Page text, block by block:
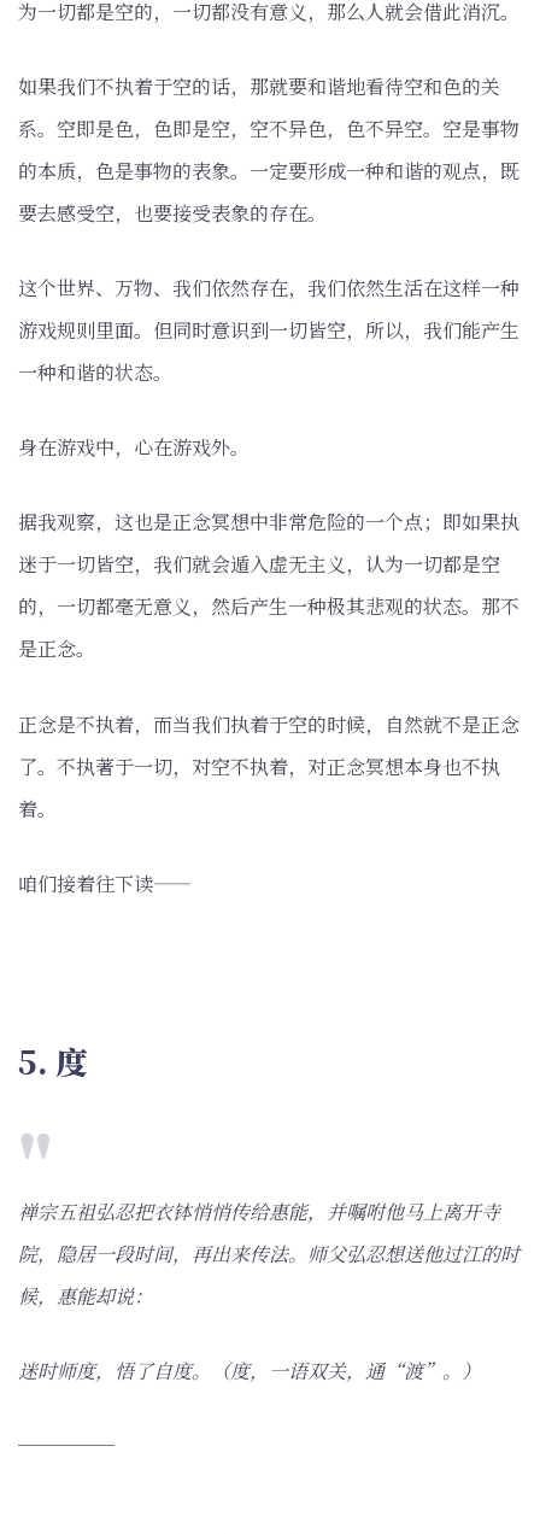
为一切都是空的，一切都没有意义，那么人就会借此消沉。
如果我们不执着于空的话，那就要和谐地看待空和色的关
系。空即是色，色即是空，空不异色，色不异空。空是事物
的本质，色是事物的表象。一定要形成一种和谐的观点，既
要去感受空，也要接受表象的存在。
这个世界、万物、我们依然存在，我们依然生活在这样一种
游戏规则里面。但同时意识到一切皆空，所以，我们能产生
一种和谐的状态。
身在游戏中，心在游戏外。
据我观察，这也是正念冥想中非常危险的一个点；即如果执
迷于一切皆空，我们就会遁入虚无主义，认为一切都是空
的，一切都毫无意义，然后产生一种极其悲观的状态。那不
是正念。
正念是不执着，而当我们执着于空的时候，自然就不是正念
了。不执著于一切，对空不执着，对正念冥想本身也不执
着。
咱们接着往下读——
5. 度
禅宗五祖弘忍把衣钵悄悄传给惠能，并嘱咐他马上离开寺
院，隐居一段时间，再出来传法。师父弘忍想送他过江的时
候，惠能却说：
迷时师度，悟了自度。（度，一语双关，通“渡”。）
─────